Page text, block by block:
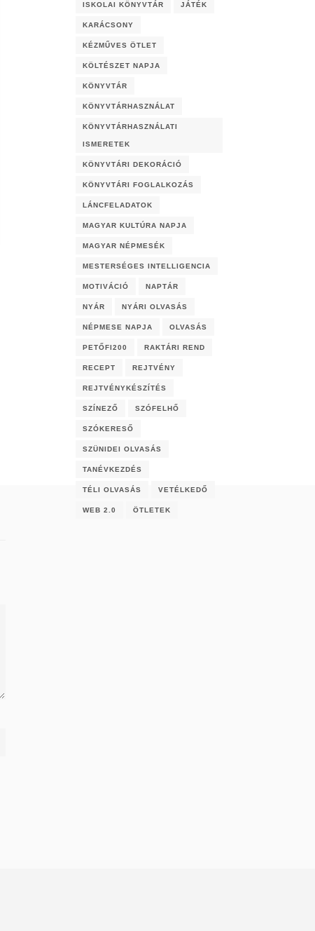
ISKOLAI KÖNYVTÁR JÁTÉK
KARÁCSONY
KÉZMŰVES ÖTLET
KÖLTÉSZET NAPJA
KÖNYVTÁR
KÖNYVTÁRHASZNÁLAT
KÖNYVTÁRHASZNÁLATI
ISMERETEK
KÖNYVTÁRI DEKORÁCIÓ
KÖNYVTÁRI FOGLALKOZÁS
LÁNCFELADATOK
MAGYAR KULTÚRA NAPJA
MAGYAR NÉPMESÉK
MESTERSÉGES INTELLIGENCIA
MOTIVÁCIÓ NAPTÁR
NYÁR NYÁRI OLVASÁS
NÉPMESE NAPJA OLVASÁS
PETŐFI200 RAKTÁRI REND
RECEPT REJTVÉNY
REJTVÉNYKÉSZÍTÉS
SZÍNEZŐ SZÓFELHŐ
SZÓKERESŐ
SZÜNIDEI OLVASÁS
TANÉVKEZDÉS
TÉLI OLVASÁS VETÉLKEDŐ
WEB 2.0 ÖTLETEK